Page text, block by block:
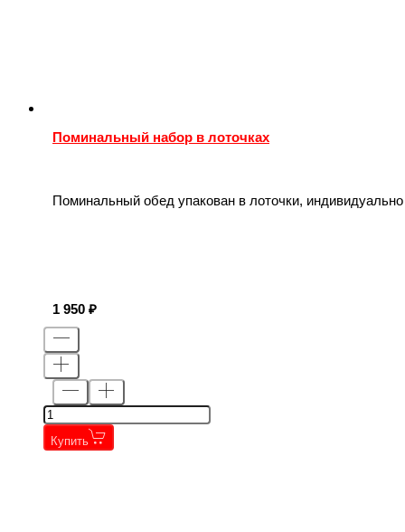
Поминальный набор в лоточках
Поминальный обед упакован в лоточки,
1 950
Купить